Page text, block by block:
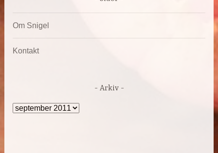
Om Snigel
Kontakt
Arkiv
Arkiv